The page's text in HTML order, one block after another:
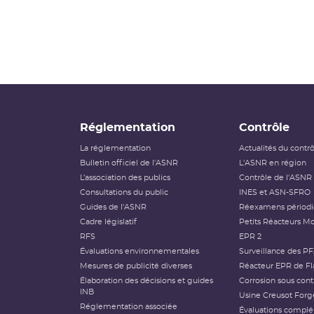
Réglementation
La réglementation
Bulletin officiel de l'ASNR
L’association des publics
Consultations du public
Guides de l'ASNR
Cadre législatif
RFS
Évaluations environnementales
Mesures de publicité diverses
Élaboration des décisions et guides
INB
Réglementation associée
Contrôle
Actualités du
L'ASNR en région
Contrôle de l'ASNR
INES et ASN-SFRO
Réexamens
Petits Réacteurs
EPR 2
Surveillance des
Réacteur EPR de
Corrosion sous
Usine Creusot
Évaluations